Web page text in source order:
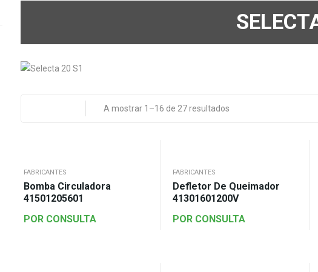
A mostrar 1–16 de 27 resultados
FABRICANTES
Bomba Circuladora
41501205601
POR CONSULTA
FABRICANTES
Defletor De Queimador
41301601200V
POR CONSULTA